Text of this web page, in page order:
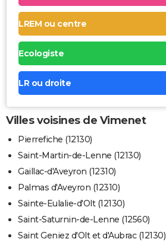
LREM ou centre
Ecologiste
LR ou droite
Villes voisines de Vimenet
Pierrefiche (12130)
Saint-Martin-de-Lenne (12130)
Gaillac-d'Aveyron (12310)
Palmas d'Aveyron (12310)
Sainte-Eulalie-d'Olt (12130)
Saint-Saturnin-de-Lenne (12560)
Saint Geniez d'Olt et d'Aubrac (12130)